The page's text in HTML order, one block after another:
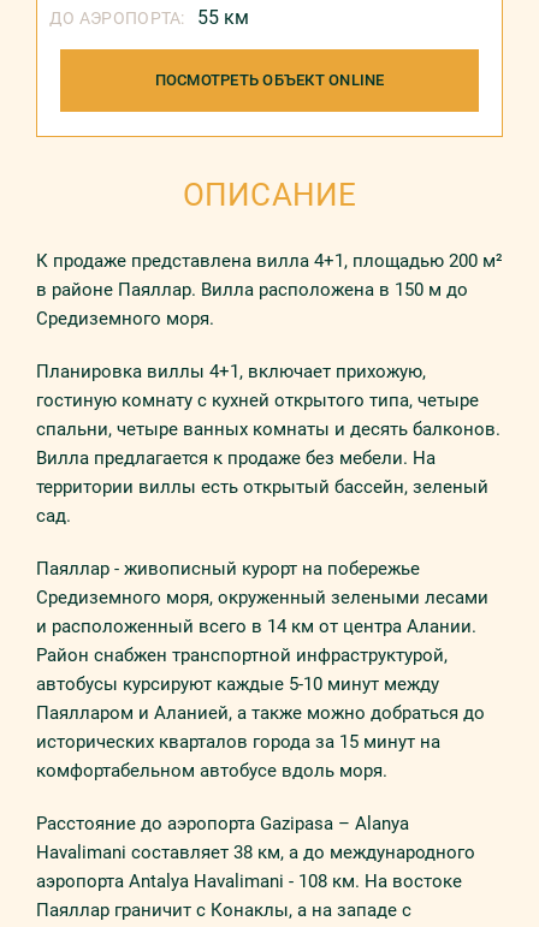
ДО АЭРОПОРТА: 55 км
ПОСМОТРЕТЬ ОБЪЕКТ ONLINE
ОПИСАНИЕ
К продаже представлена вилла 4+1, площадью 200 м²
в районе Паяллар. Вилла расположена в 150 м до
Средиземного моря.
Планировка виллы 4+1, включает прихожую,
гостиную комнату с кухней открытого типа, четыре
спальни, четыре ванных комнаты и десять балконов.
Вилла предлагается к продаже без мебели. На
территории виллы есть открытый бассейн, зеленый
сад.
Паяллар - живописный курорт на побережье
Средиземного моря, окруженный зелеными лесами
и расположенный всего в 14 км от центра Алании.
Район снабжен транспортной инфраструктурой,
автобусы курсируют каждые 5-10 минут между
Паялларом и Аланией, а также можно добраться до
исторических кварталов города за 15 минут на
комфортабельном автобусе вдоль моря.
Расстояние до аэропорта Gazipasa – Alanya
Havalimani составляет 38 км, а до международного
аэропорта Antalya Havalimani - 108 км. На востоке
Паяллар граничит с Конаклы, а на западе с